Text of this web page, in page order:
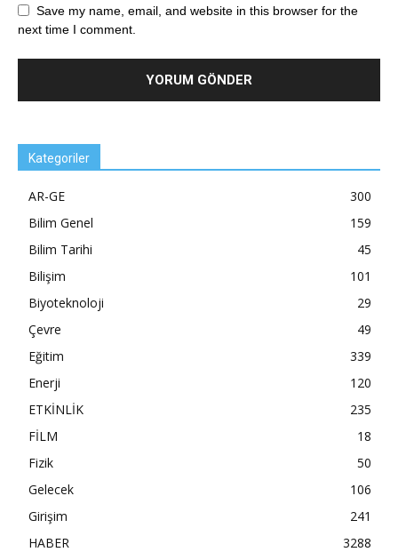
Save my name, email, and website in this browser for the
next time I comment.
Kategoriler
AR-GE
300
Bilim Genel
159
Bilim Tarihi
45
Bilişim
101
Biyoteknoloji
29
Çevre
49
Eğitim
339
Enerji
120
ETKİNLİK
235
FİLM
18
Fizik
50
Gelecek
106
Girişim
241
HABER
3288